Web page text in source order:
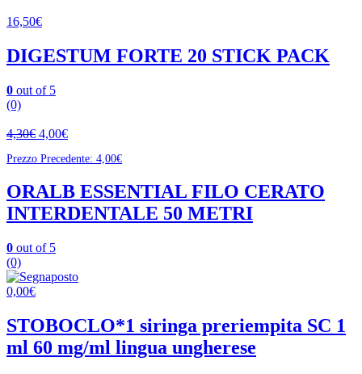
16,50€
DIGESTUM FORTE 20 STICK PACK
0 out of 5
(0)
4,30€ 4,00€
Prezzo Precedente: 4,00€
ORALB ESSENTIAL FILO CERATO
INTERDENTALE 50 METRI
0 out of 5
(0)
0,00€
STOBOCLO*1 siringa preriempita SC 1
ml 60 mg/ml lingua ungherese